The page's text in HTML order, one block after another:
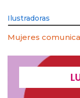
Ilustradoras
Mujeres